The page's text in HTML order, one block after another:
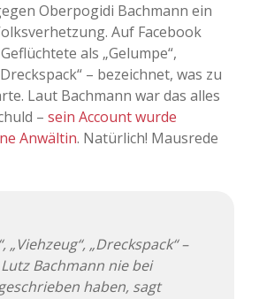
Nur mal so
Sinnwahn
Visuelles
2011
2012
2013
2016
2017
Oberpogidi Bachmann ein
Auf Facebook
als „Gelumpe“,
– bezeichnet, was zu
Laut Bachmann war das alles
– sein Account wurde
Anwältin. Natürlich! Mausrede
„Viehzeug“, „Dreckspack“ –
Bachmann nie bei
haben, sagt